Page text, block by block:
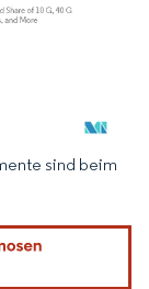
sind beim